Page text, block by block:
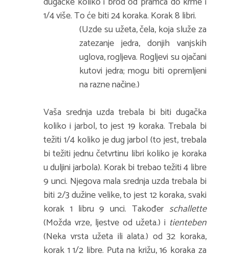
1/4 više. To će biti 24 koraka. Korak 8 libri.
(Uzde su užeta, čela, koja služe za
zatezanje jedra, donjih vanjskih
uglova, rogljeva. Rogljevi su ojačani
kutovi jedra; mogu biti opremljeni
na razne načine.)
Vaša srednja uzda trebala bi biti dugačka
koliko i jarbol, to jest 19 koraka. Trebala bi
težiti 1/4 koliko je dug jarbol (to jest, trebala
bi težiti jednu četvrtinu libri koliko je koraka
u duljini jarbola). Korak bi trebao težiti 4 libre
9 unci. Njegova mala srednja uzda trebala bi
biti 2/3 dužine velike, to jest 12 koraka, svaki
korak 1 libru 9 unci. Također schallette
(Možda vrze, ljestve od užeta.) i tienteben
(Neka vrsta užeta ili alata.) od 32 koraka,
korak 1 1/2 libre. Puta na križu, 16 koraka za